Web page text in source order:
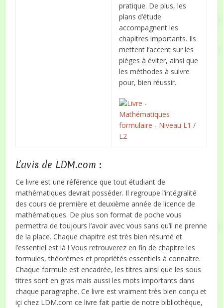
pratique. De plus, les
plans d’étude
accompagnent les
chapitres importants. Ils
mettent l’accent sur les
pièges à éviter, ainsi que
les méthodes à suivre
pour, bien réussir.
L’avis de LDM.com :
Ce livre est une référence que tout étudiant de
mathématiques devrait posséder. Il regroupe l’intégralité
des cours de première et deuxième année de licence de
mathématiques. De plus son format de poche vous
permettra de toujours l’avoir avec vous sans qu’il ne prenne
de la place. Chaque chapitre est très bien résumé et
l’essentiel est là ! Vous retrouverez en fin de chapitre les
formules, théorèmes et propriétés essentiels à connaitre.
Chaque formule est encadrée, les titres ainsi que les sous
titres sont en gras mais aussi les mots importants dans
chaque paragraphe. Ce livre est vraiment très bien conçu et
içi chez LDM.com ce livre fait partie de notre bibliothèque,